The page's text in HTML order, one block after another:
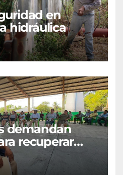
en
hidráulica
demandan
recuperar